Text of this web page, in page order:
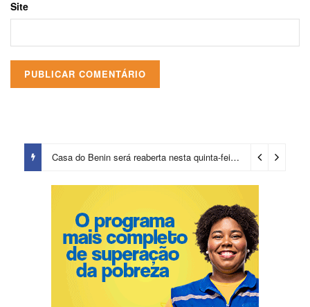
Site
Casa do Benin será reaberta nesta quinta-feira (6) 2 dias ago